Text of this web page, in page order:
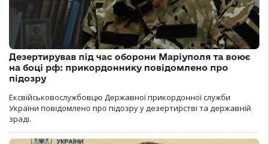
Дезертирував під час оборони Маріуполя та воює
на боці рф: прикордоннику повідомлено про
підозру
Ексвійськовослужбовцю Державної прикордонної служби
України повідомлено про підозру у дезертирстві та державній
зраді.